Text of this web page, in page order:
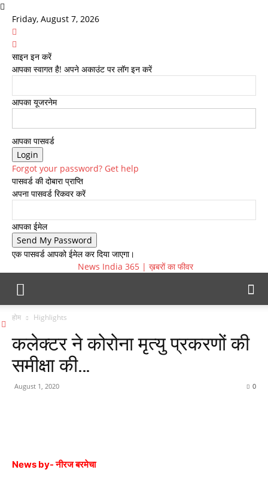
Friday, August 7, 2026
साइन इन करें
आपका स्वागत है! अपने अकाउंट पर लॉग इन करें
आपका यूजरनेम
आपका पासवर्ड
Forgot your password? Get help
पासवर्ड की दोबारा प्राप्ति
अपना पासवर्ड रिकवर करें
आपका ईमेल
एक पासवर्ड आपको ईमेल कर दिया जाएगा।
News India 365 | ख़बरों का फीवर
होम Highlights
कलेक्टर ने कोरोना मृत्यु प्रकरणों की
समीक्षा की…
August 1, 2020 0
News by- नीरज बरमेचा